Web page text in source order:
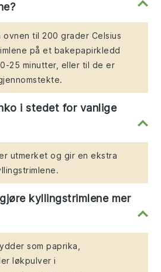
ovnen til 200 grader Celsius
på et bakepapirkledd
25 minutter, eller til de er
i stedet for vanlige
utmerket og gir en ekstra
kyllingstrimlene mer
som paprika,
løkpulver i